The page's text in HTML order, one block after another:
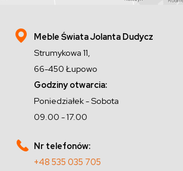
Meble Świata Jolanta Dudycz
Strumykowa 11,
66-450 Łupowo
Godziny otwarcia:
Poniedziałek - Sobota
09.00 - 17.00
Nr telefonów:
+48 535 035 705